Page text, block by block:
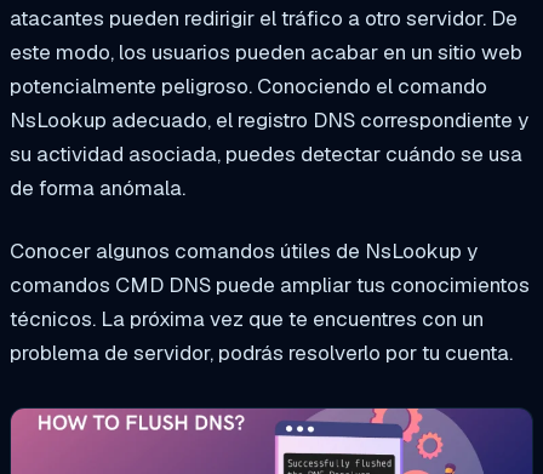
atacantes pueden redirigir el tráfico a otro servidor. De
este modo, los usuarios pueden acabar en un sitio web
potencialmente peligroso. Conociendo el comando
NsLookup adecuado, el registro DNS correspondiente y
su actividad asociada, puedes detectar cuándo se usa
de forma anómala.
Conocer algunos comandos útiles de NsLookup y
comandos CMD DNS puede ampliar tus conocimientos
técnicos. La próxima vez que te encuentres con un
problema de servidor, podrás resolverlo por tu cuenta.